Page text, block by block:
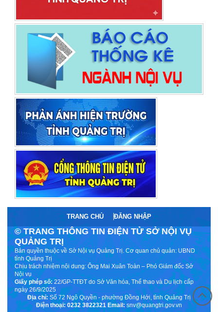
TRANG CHỦ ĐĂNG NHẬP
© TRANG THÔNG TIN ĐIỆN TỬ SỞ NỘI VỤ
QUẢNG TRỊ
Bản quyền thuộc về Sở Nội vụ Quảng Trị. Cơ quan chủ quản: UBND
tỉnh Quảng Trị
Chịu trách nhiệm nội dung: Ông Mai Xuân Toàn – Phó Giám đốc Sở
Nội vụ
Giấy phép số:22/GP-TTĐT do Sở Văn hóa, Thể thao và Du lịch cấp
ngày 26/9/2025
Địa chỉ:Số 72 Ngô Quyền - phường Đồng Hới, tỉnh Quảng Trị
Điện thoại: 0232 3822321 Email:snv@quangtri.gov.vn